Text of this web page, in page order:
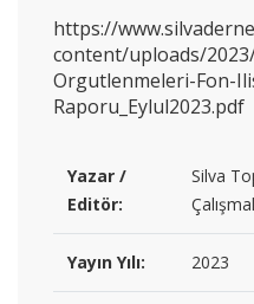
https://
content/uploads/
Orgutlenmeleri-Fon-
Raporu_Eylul2023.pdf
Yazar /
Editör:
Silva
Yayın Yılı: 2023